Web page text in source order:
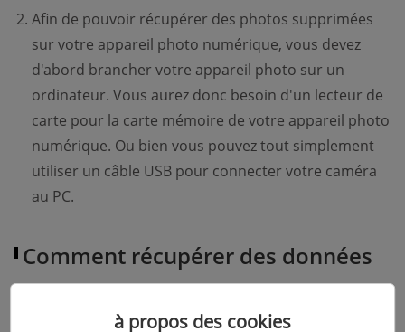
Afin de pouvoir récupérer des photos supprimées
sur votre appareil photo numérique, vous devez
d'abord brancher votre appareil photo sur un
ordinateur. Vous aurez donc besoin d'un lecteur de
carte pour la carte mémoire de votre appareil photo
numérique. Ou bien vous pouvez tout simplement
utiliser un câble USB pour connecter votre caméra
au PC.
Comment récupérer des données
supprimées sur un appareil photo
à propos des cookies